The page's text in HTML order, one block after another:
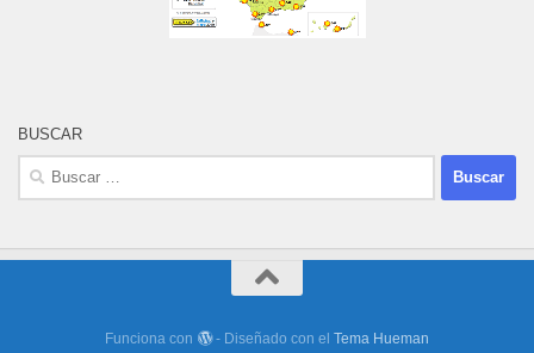
BUSCAR
Buscar:
Funciona con - Diseñado con el Tema Hueman